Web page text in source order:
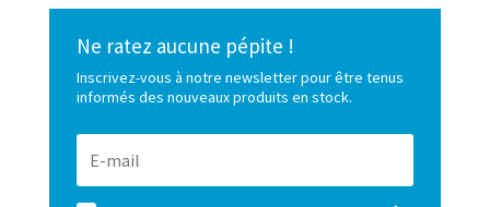
Ne ratez aucune pépite !
Inscrivez-vous à notre newsletter pour être tenus
informés des nouveaux produits en stock.